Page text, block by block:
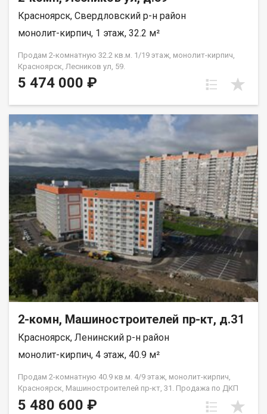
Красноярск, Свердловский р-н район
монолит-кирпич, 1 этаж, 32.2 м²
Продам 2-комнатную 32.2 кв.м. 1/19 этаж, монолит-кирпич,
Красноярск, Лесников ул, 59.
5 474 000 ₽
2-комн, Машиностроителей пр-кт, д.31
Красноярск, Ленинский р-н район
монолит-кирпич, 4 этаж, 40.9 м²
Продам 2-комнатную 40.9 кв.м. 4/9 этаж, монолит-кирпич,
Красноярск, Машиностроителей пр-кт, 31. Продажа по ДКП
НЕ ОТ ЗАСТРОЙЩИКА
5 480 600 ₽